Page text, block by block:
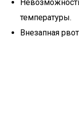
температуры.
Внезапная